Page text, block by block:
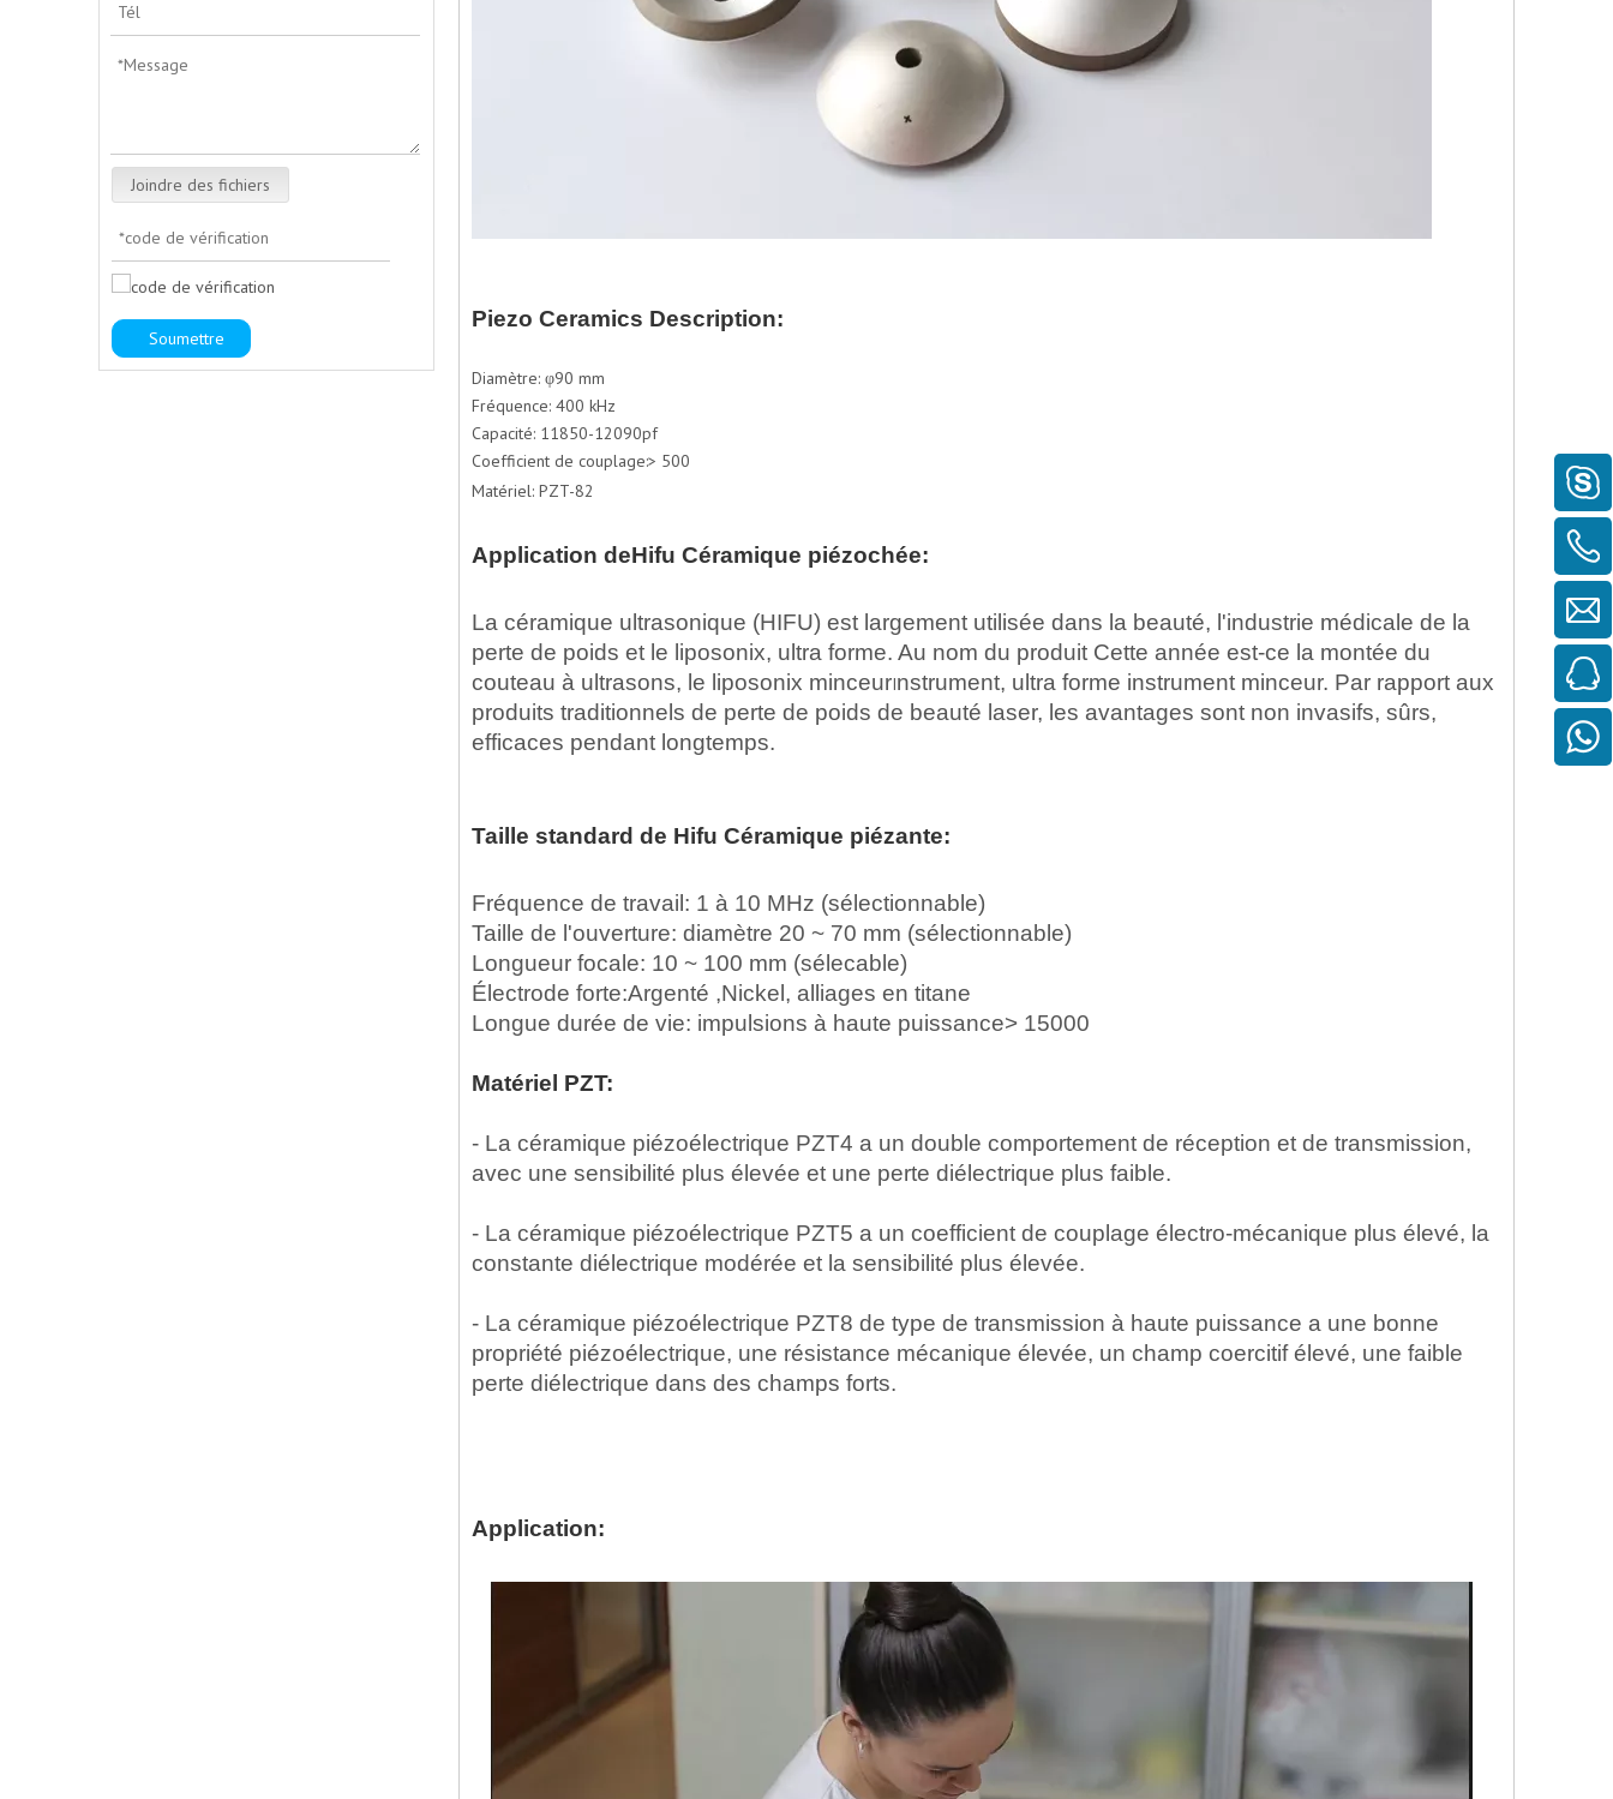
Joindre des fichiers
Soumettre
Piezo Ceramics Description:
Diamètre: φ90 mm
Fréquence: 400 kHz
Capacité: 11850-12090pf
Coefficient de couplage:> 500
Matériel: PZT-82
Application deHifu Céramique piézochée:
La céramique ultrasonique (HIFU) est largement utilisée dans la beauté, l'industrie médicale de la
perte de poids et le liposonix, ultra forme. Au nom du produit Cette année est-ce la montée du
couteau à ultrasons, le liposonix minceurInstrument, ultra forme instrument minceur. Par rapport aux
produits traditionnels de perte de poids de beauté laser, les avantages sont non invasifs, sûrs,
efficaces pendant longtemps.
Taille standard de Hifu Céramique piézante:
Fréquence de travail: 1 à 10 MHz (sélectionnable)
Taille de l'ouverture: diamètre 20 ~ 70 mm (sélectionnable)
Longueur focale: 10 ~ 100 mm (sélecable)
Électrode forte:Argenté ,Nickel, alliages en titane
Longue durée de vie: impulsions à haute puissance> 15000
Matériel PZT:
- La céramique piézoélectrique PZT4 a un double comportement de réception et de transmission,
avec une sensibilité plus élevée et une perte diélectrique plus faible.
- La céramique piézoélectrique PZT5 a un coefficient de couplage électro-mécanique plus élevé, la
constante diélectrique modérée et la sensibilité plus élevée.
- La céramique piézoélectrique PZT8 de type de transmission à haute puissance a une bonne
propriété piézoélectrique, une résistance mécanique élevée, un champ coercitif élevé, une faible
perte diélectrique dans des champs forts.
Application: